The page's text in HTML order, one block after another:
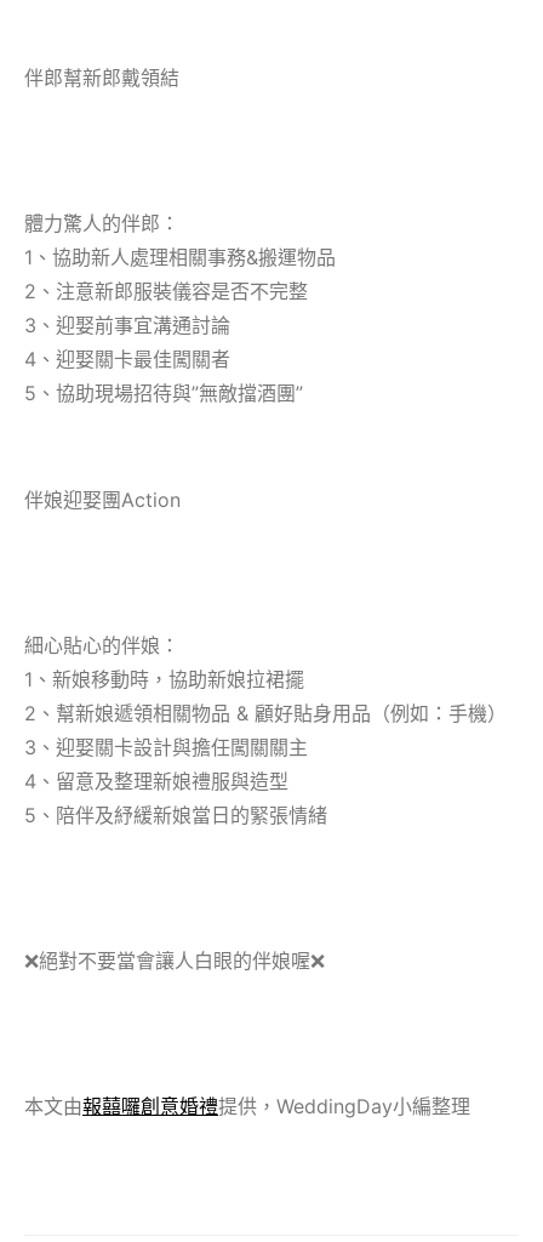
伴郎幫新郎戴領結
體力驚人的伴郎：
1、協助新人處理相關事務&搬運物品
2、注意新郎服裝儀容是否不完整
3、迎娶前事宜溝通討論
4、迎娶關卡最佳闖關者
5、協助現場招待與”無敵擋酒團”
伴娘迎娶團Action
細心貼心的伴娘：
1、新娘移動時，協助新娘拉裙擺
2、幫新娘遞領相關物品 & 顧好貼身用品（例如：手機）
3、迎娶關卡設計與擔任闖關關主
4、留意及整理新娘禮服與造型
5、陪伴及紓緩新娘當日的緊張情緒
❌絕對不要當會讓人白眼的伴娘喔❌
本文由報囍囉創意婚禮提供，WeddingDay小編整理